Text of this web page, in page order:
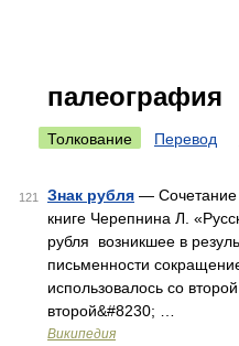
палеография
Толкование Перевод
121 Знак рубля — Сочетание
книге Черепнина Л.
рубля возникшее в
письменности
использовалось со
второй&#8230; …
Википедия